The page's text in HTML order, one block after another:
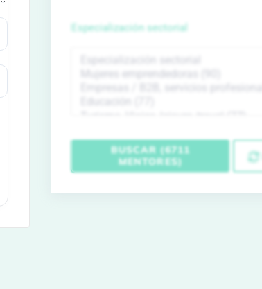
Especialización sectorial
BUSCAR (6711
MENTORES)